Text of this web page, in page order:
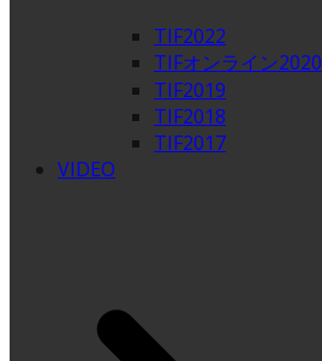
TIF2022
TIFオンライン2020
TIF2019
TIF2018
TIF2017
VIDEO